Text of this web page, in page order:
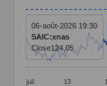
Line chart
The chart has
The chart has
juil. 13
06-août-2026 19:30
SAIC:xnas
Close124,05